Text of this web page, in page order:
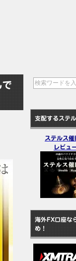
支配するステ
ステルス催
レビュ
海外FX口座な
め！